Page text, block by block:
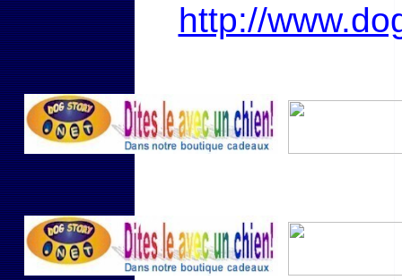
http://